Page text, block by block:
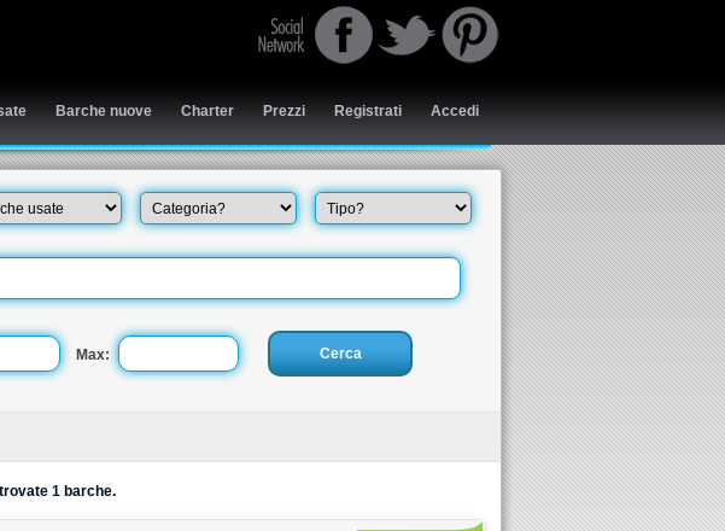
Barche nuove Charter Prezzi Registrati Accedi
Max:
1 barche.